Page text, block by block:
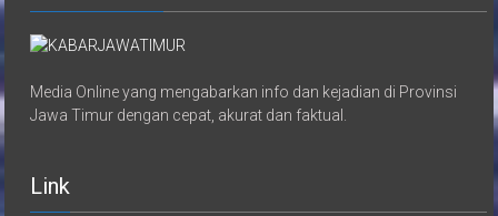
Media Online yang mengabarkan info dan kejadian di Provinsi
Jawa Timur dengan cepat, akurat dan faktual.
Link